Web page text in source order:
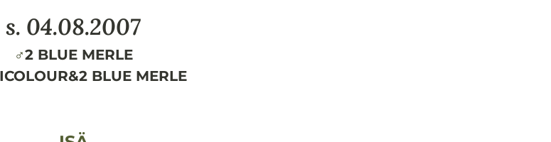
s. 04.08.2007
♂2 BLUE MERLE
&2 BLUE MERLE